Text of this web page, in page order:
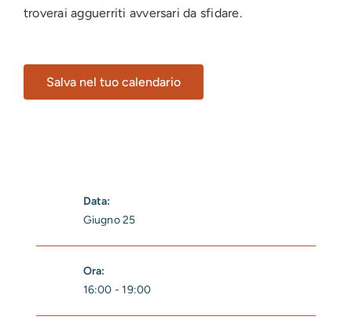
troverai agguerriti avversari da sfidare.
Salva nel tuo calendario
Data:
Giugno 25
Ora:
16:00 - 19:00